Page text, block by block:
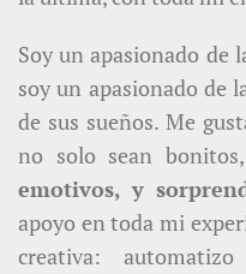
Soy un apasionado de
soy un apasionado de
de sus sueños. Me
no solo sean
emotivos, y
apoyo en toda mi
creativa: